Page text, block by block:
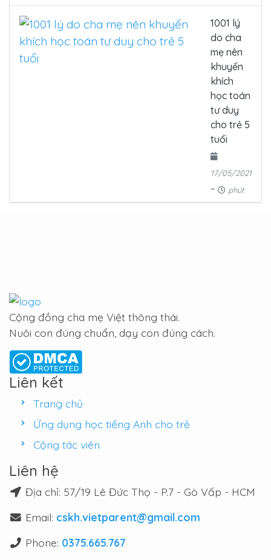
1001 lý
do cha
mẹ nên
khuyến
khích
học toán
tư duy
cho trẻ 5
tuổi
17/05/2021
- phút
Cộng đồng cha mẹ Việt thông thái.
Nuôi con đúng chuẩn, dạy con đúng cách.
Liên kết
Trang chủ
Ứng dụng học tiếng Anh cho trẻ
Cộng tác viên
Liên hệ
Địa chỉ: 57/19 Lê Đức Thọ - P.7 - Gò Vấp - HCM
Email: cskh.vietparent@gmail.com
Phone: 0375.665.767